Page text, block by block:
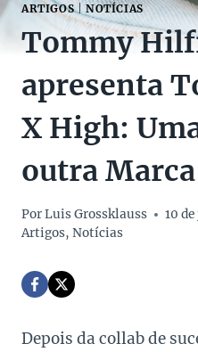
ARTIGOS|NOTÍCIAS
Tommy
apresenta
X High:
outra
PorLuis Grossklauss
10
Artigos, Notícias
Depois da collab de